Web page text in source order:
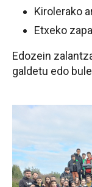
Kirolerako
Etxeko
Edozein
galdetu edo